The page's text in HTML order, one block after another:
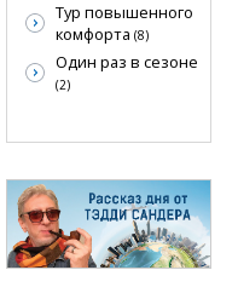
Тур повышенного
комфорта (8)
Один раз в сезоне
(2)